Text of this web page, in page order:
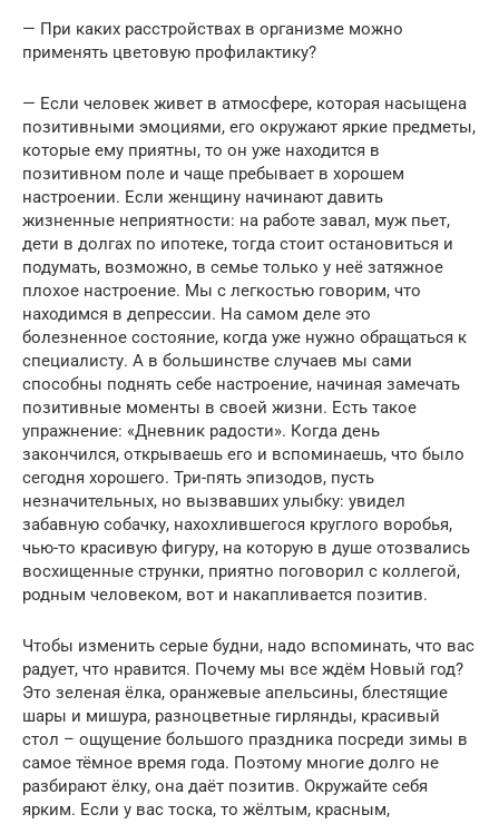
— При каких расстройствах в организме можно
применять цветовую профилактику?
— Если человек живет в атмосфере, которая насыщена
позитивными эмоциями, его окружают яркие предметы,
которые ему приятны, то он уже находится в
позитивном поле и чаще пребывает в хорошем
настроении. Если женщину начинают давить
жизненные неприятности: на работе завал, муж пьет,
дети в долгах по ипотеке, тогда стоит остановиться и
подумать, возможно, в семье только у неё затяжное
плохое настроение. Мы с легкостью говорим, что
находимся в депрессии. На самом деле это
болезненное состояние, когда уже нужно обращаться к
специалисту. А в большинстве случаев мы сами
способны поднять себе настроение, начиная замечать
позитивные моменты в своей жизни. Есть такое
упражнение: «Дневник радости». Когда день
закончился, открываешь его и вспоминаешь, что было
сегодня хорошего. Три-пять эпизодов, пусть
незначительных, но вызвавших улыбку: увидел
забавную собачку, нахохлившегося круглого воробья,
чью-то красивую фигуру, на которую в душе отозвались
восхищенные струнки, приятно поговорил с коллегой,
родным человеком, вот и накапливается позитив.
Чтобы изменить серые будни, надо вспоминать, что вас
радует, что нравится. Почему мы все ждём Новый год?
Это зеленая ёлка, оранжевые апельсины, блестящие
шары и мишура, разноцветные гирлянды, красивый
стол – ощущение большого праздника посреди зимы в
самое тёмное время года. Поэтому многие долго не
разбирают ёлку, она даёт позитив. Окружайте себя
ярким. Если у вас тоска, то жёлтым, красным,